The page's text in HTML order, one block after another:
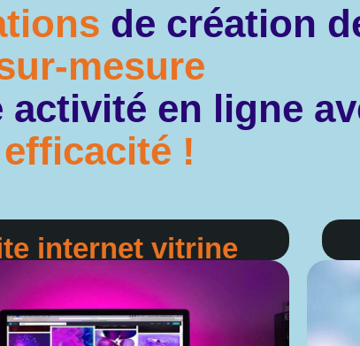
de création
mesure
en ligne
efficacité !
internet vitrine